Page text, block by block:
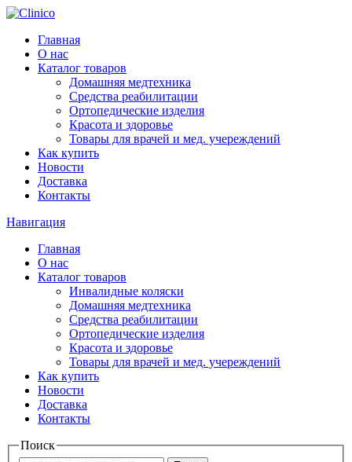
Главная
О нас
Каталог товаров
Домашняя медтехника
Средства реабилитации
Ортопедические изделия
Красота и здоровье
Товары для врачей и мед. учереждений
Как купить
Новости
Доставка
Контакты
Навигация
Главная
О нас
Каталог товаров
Инвалидные коляски
Домашняя медтехника
Средства реабилитации
Ортопедические изделия
Красота и здоровье
Товары для врачей и мед. учереждений
Как купить
Новости
Доставка
Контакты
Поиск